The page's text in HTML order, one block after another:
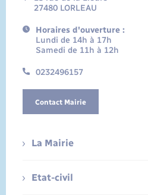
27480 LORLEAU
Horaires d'ouverture :
Lundi de 14h à 17h
Samedi de 11h à 12h
0232496157
Contact Mairie
La Mairie
Etat-civil